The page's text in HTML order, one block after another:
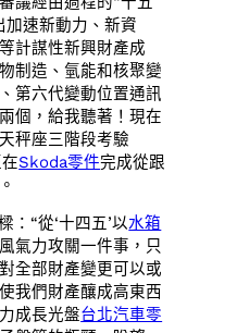
加速新動力、新資
計謀性新興財產成
制造、氫能和核聚變
第六代變動位置通訊
個，給我聽著！現在
秤座三階段考驗
Skoda零件完成從跟
：“從‘十四五’以水箱
氣力攻關一件事，只
全部財產變更可以或
我們財產釀成高東西
成長光盤台北汽車零